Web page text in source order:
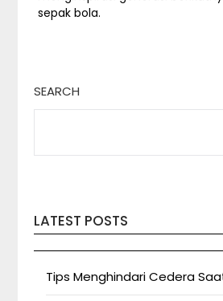
sepak bola.
SEARCH
LATEST POSTS
Tips Menghindari Cedera